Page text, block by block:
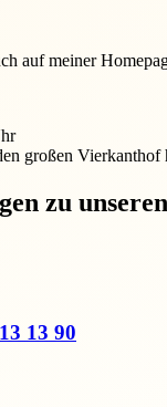
auf meiner
großen
zu
13 90